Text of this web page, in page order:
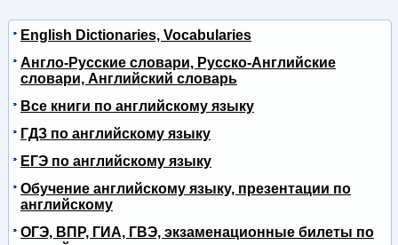
English Dictionaries, Vocabularies
Англо-Русские словари, Русско-Английские
словари, Английский словарь
Все книги по английскому языку
ГДЗ по английскому языку
ЕГЭ по английскому языку
Обучение английскому языку, презентации по
английскому
ОГЭ, ВПР, ГИА, ГВЭ, экзаменационные билеты по